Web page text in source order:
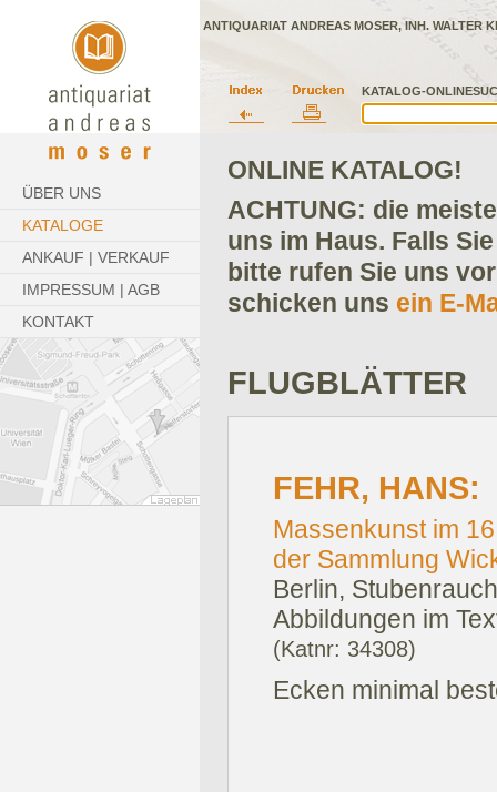
KATALOG-
ANTIQUARIAT ANDREAS MOSER, INH. WALTER
ÜBER UNS
KATALOGE
ANKAUF | VERKAUF
IMPRESSUM | AGB
KONTAKT
ONLINE KATALOG!
ACHTUNG: die
uns im Haus. Falls
bitte rufen Sie uns
schicken uns ein E-
FLUGBLÄTTER
FEHR, HANS:
Massenkunst im
der Sammlung
Berlin,
Abbildungen im
(Katnr: 34308)
Ecken minimal